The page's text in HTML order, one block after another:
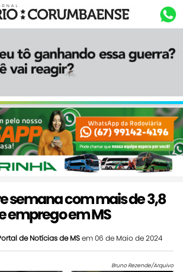
semana com mais de 3,8
emprego em MS
de Notícias de MSem 06 de Maio de 2024
Bruno Rezende/Arquivo